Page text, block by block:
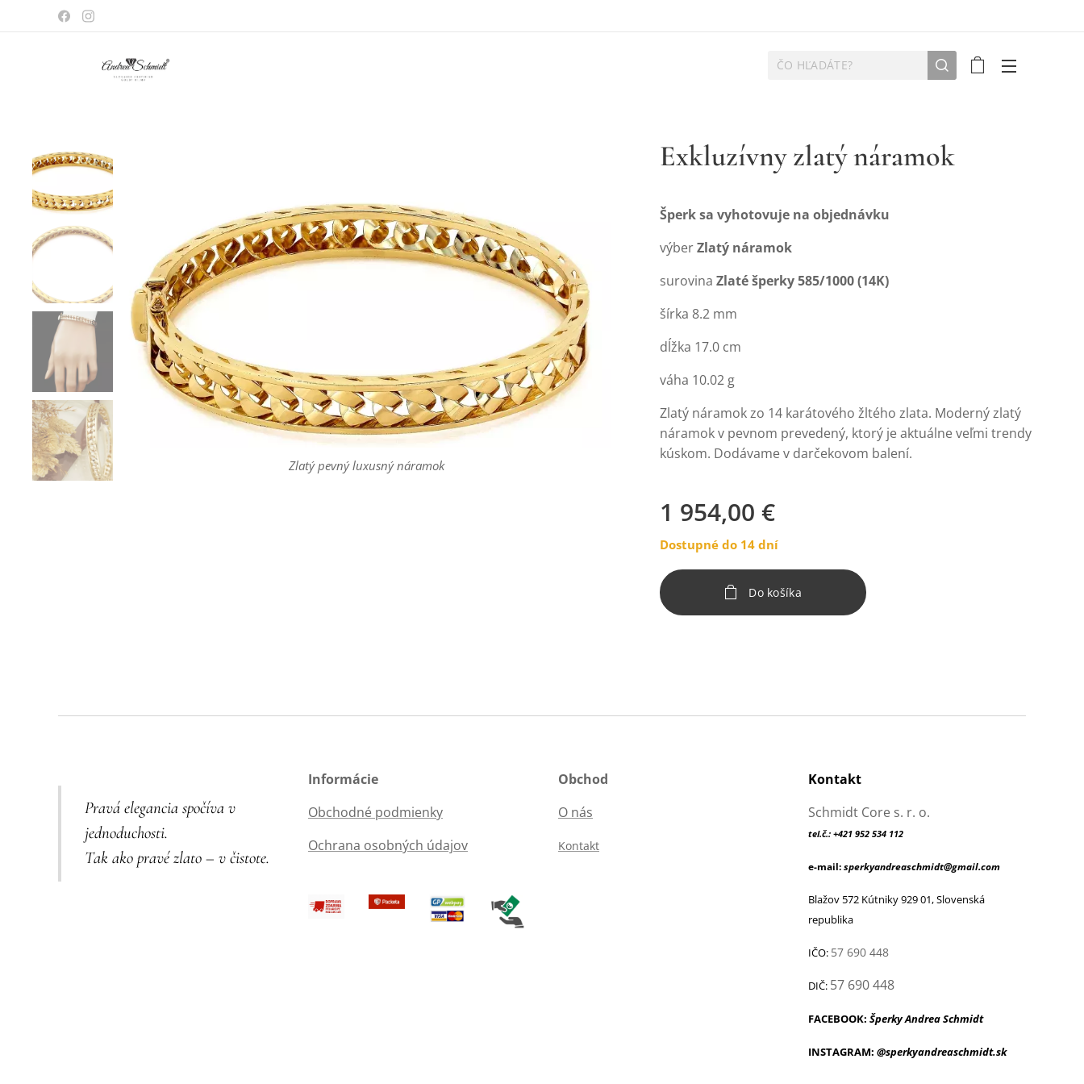
Exkluzívny zlatý náramok
Zlatý pevný luxusný náramok
Zlatý pevný luxusný náramok
Šperk sa vyhotovuje na objednávku
výberZlatý náramok
surovinaZlaté šperky 585/1000 (14K)
šírka 8.2 mm
dĺžka 17.0 cm
váha 10.02 g
Zlatý náramok zo 14 karátového žltého zlata. Moderný zlatý
náramok v pevnom prevedený, ktorý je aktuálne veľmi trendy
kúskom. Dodávame v darčekovom balení.
1 954,00 €
Dostupné do 14 dní
Do košíka
Pravá elegancia spočíva v
jednoduchosti.
Tak ako pravé zlato – v čistote.
Informácie
Obchodné podmienky
Ochrana osobných údajov
Obchod
O nás
Kontakt
Kontakt
Schmidt Core s. r. o.
tel.č.: +421 952 534 112
e-mail: sperkyandreaschmidt@gmail.com
Blažov 572 Kútniky 929 01, Slovenská
republika
IČO: 57 690 448
DIČ: 57 690 448
FACEBOOK: Šperky Andrea Schmidt
INSTAGRAM: @sperkyandreaschmidt.sk